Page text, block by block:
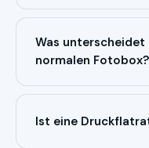
Online-Galerie.
Der Tower ist ab 349
Lieferung, Aufbau,
Druckflatrate und
Was unterscheidet
normalen Fotobox?
Der Tower ist unsere
schlankes Säulen-
Studioqualität und
Ist eine